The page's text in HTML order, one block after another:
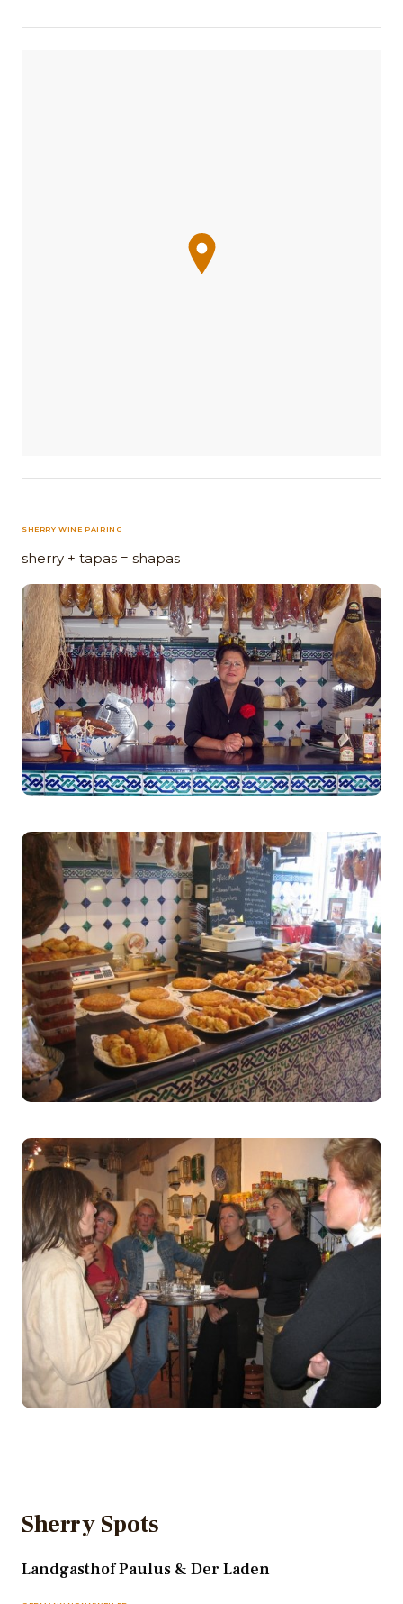
SHERRY WINE PAIRING
sherry + tapas = shapas
Sherry Spots
Landgasthof Paulus & Der Laden